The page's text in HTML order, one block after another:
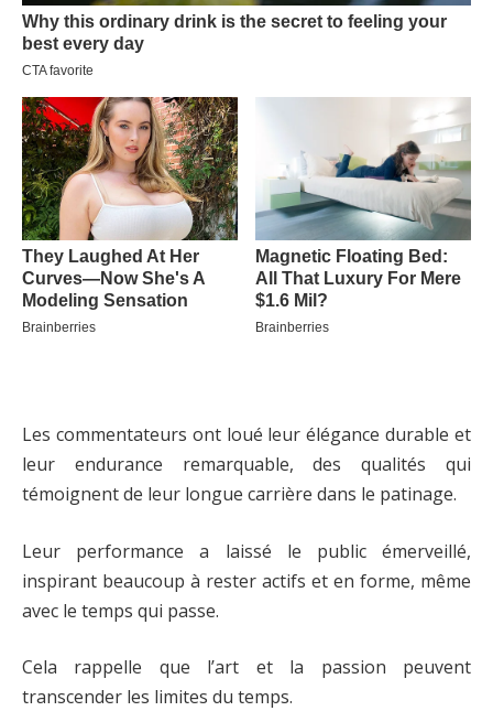
Les commentateurs ont loué leur élégance durable et
leur endurance remarquable, des qualités qui
témoignent de leur longue carrière dans le patinage.
Leur performance a laissé le public émerveillé,
inspirant beaucoup à rester actifs et en forme, même
avec le temps qui passe.
Cela rappelle que l’art et la passion peuvent
transcender les limites du temps.